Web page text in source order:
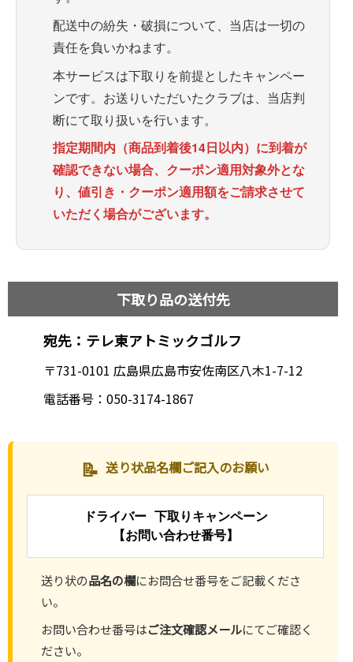
配送中の紛失・破損について、当店は一切の
責任を負いかねます。
本サービスは下取りを前提としたキャンペー
ンです。お送りいただいたクラブは、当店判
断にて取り扱いを行います。
指定期間内（商品到着後14日以内）に到着が
確認できない場合、クーポン適用対象外とな
り、値引き・クーポン適用額をご請求させて
いただく場合がございます。
下取り品の送付先
宛先：テレ東アトミックゴルフ
〒731-0101 広島県広島市安佐南区八木1-7-12
電話番号：050-3174-1867
📝 送り状品名欄ご記入のお願い
ドライバー 下取りキャンペーン
【お問い合わせ番号】
送り状の品名の欄にお問合せ番号をご記載くださ
い。
お問い合わせ番号はご注文確認メールにてご確認く
ださい。